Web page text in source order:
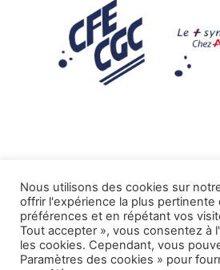
Mentions légales
Tous droits réservés CFE-CGC
Nous utilisons des cookies sur
offrir l'expérience la plus pertinente
préférences et en répétant vos
Tout accepter », vous consentez à
les cookies. Cependant, vous
Paramètres des cookies » pour